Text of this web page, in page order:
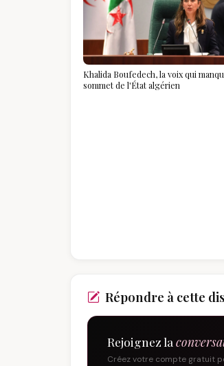
Khalida Boufedech, la voix qui
sommet de l'État algérien
Répondre à cette
Rejoignez la
Créez votre compte gratuit